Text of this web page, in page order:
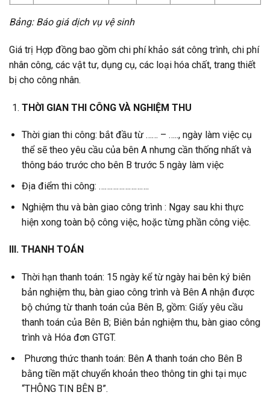
Bảng: Báo giá dịch vụ vệ sinh
Giá trị Hợp đồng bao gồm chi phí khảo sát công trình, chi phí
nhân công, các vật tư, dụng cụ, các loại hóa chất, trang thiết
bị cho công nhân.
THỜI GIAN THI CÔNG VÀ NGHIỆM THU
Thời gian thi công: bắt đầu từ …… – ….., ngày làm việc cụ
thể sẽ theo yêu cầu của bên A nhưng cần thống nhất và
thông báo trước cho bên B trước 5 ngày làm việc
Địa điểm thi công: …………………….
Nghiệm thu và bàn giao công trình : Ngay sau khi thực
hiện xong toàn bộ công việc, hoặc từng phần công việc.
III. THANH TOÁN
Thời hạn thanh toán: 15 ngày kể từ ngày hai bên ký biên
bản nghiệm thu, bàn giao công trình và Bên A nhận được
bộ chứng từ thanh toán của Bên B, gồm: Giấy yêu cầu
thanh toán của Bên B; Biên bản nghiệm thu, bàn giao công
trình và Hóa đơn GTGT.
Phương thức thanh toán: Bên A thanh toán cho Bên B
bằng tiền mặt chuyển khoản theo thông tin ghi tại mục
“THÔNG TIN BÊN B”.